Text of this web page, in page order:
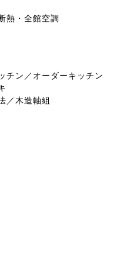
熱・全館空調
チン／オーダーキッチン
／木造軸組